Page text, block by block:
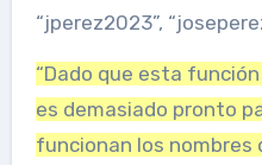
“jperez2023”,
“Dado que esta
es demasiado pronto
funcionan los nombres